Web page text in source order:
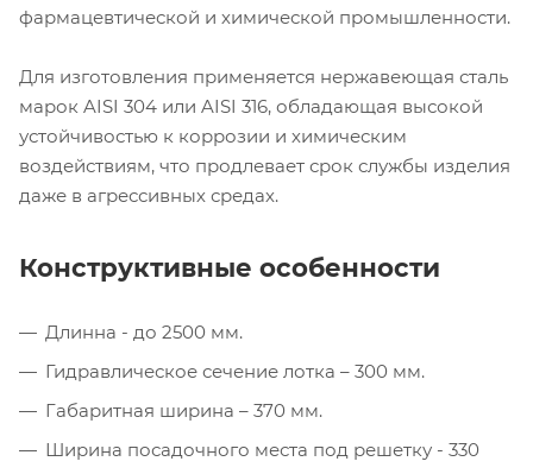
фармацевтической и химической промышленности.
Для изготовления применяется нержавеющая сталь
марок AISI 304 или AISI 316, обладающая высокой
устойчивостью к коррозии и химическим
воздействиям, что продлевает срок службы изделия
даже в агрессивных средах.
Конструктивные особенности
Длинна - до 2500 мм.
Гидравлическое сечение лотка – 300 мм.
Габаритная ширина – 370 мм.
Ширина посадочного места под решетку - 330